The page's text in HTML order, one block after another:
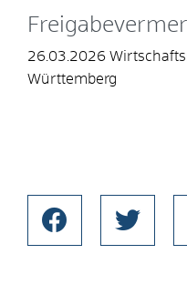
26.03.2026
Württemberg